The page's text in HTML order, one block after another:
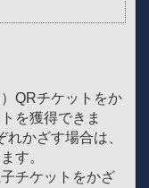
QRチケットをか
を獲得できま
かざす場合は、
す。
チケットをかざ